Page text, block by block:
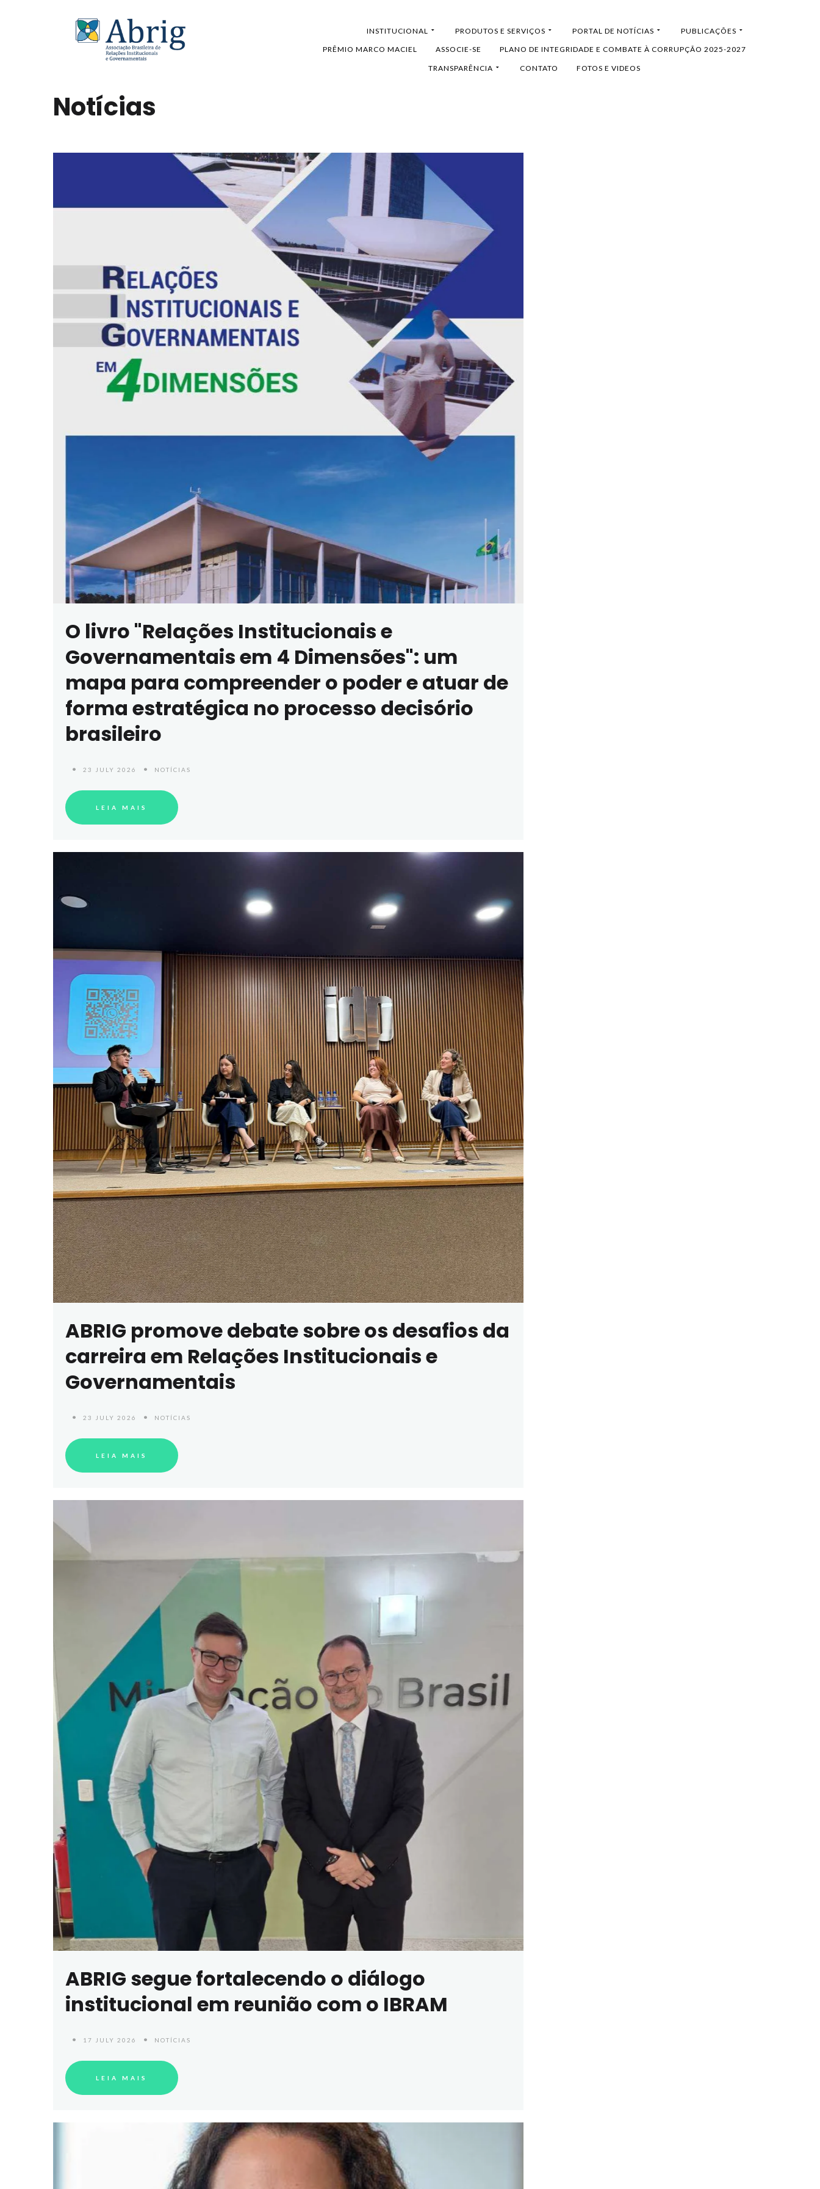
INSTITUCIONAL PRODUTOS E SERVIÇOS PORTAL DE NOTÍCIAS
PUBLICAÇÕES
PRÊMIO MARCO MACIEL
ASSOCIE-SE PLANO DE INTEGRIDADE E COMBATE À CORRUPÇÃO 2025-2027
TRANSPARÊNCIA CONTATO FOTOS E VIDEOS
Notícias
O livro "Relações Institucionais e
Governamentais em 4 Dimensões": um
mapa para compreender o poder e atuar de
forma estratégica no processo decisório
brasileiro
23 JULY 2026 NOTÍCIAS
LEIA MAIS
ABRIG promove debate sobre os desafios da
carreira em Relações Institucionais e
Governamentais
23 JULY 2026 NOTÍCIAS
LEIA MAIS
ABRIG segue fortalecendo o diálogo
institucional em reunião com o IBRAM
17 JULY 2026 NOTÍCIAS
LEIA MAIS